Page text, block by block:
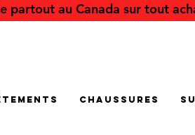
partout au Canada sur tout
Chaussures